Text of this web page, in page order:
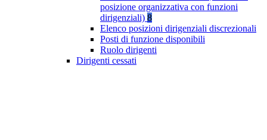
posizione organizzativa con funzioni
dirigenziali) 8
Elenco posizioni dirigenziali discrezionali
Posti di funzione disponibili
Ruolo dirigenti
Dirigenti cessati